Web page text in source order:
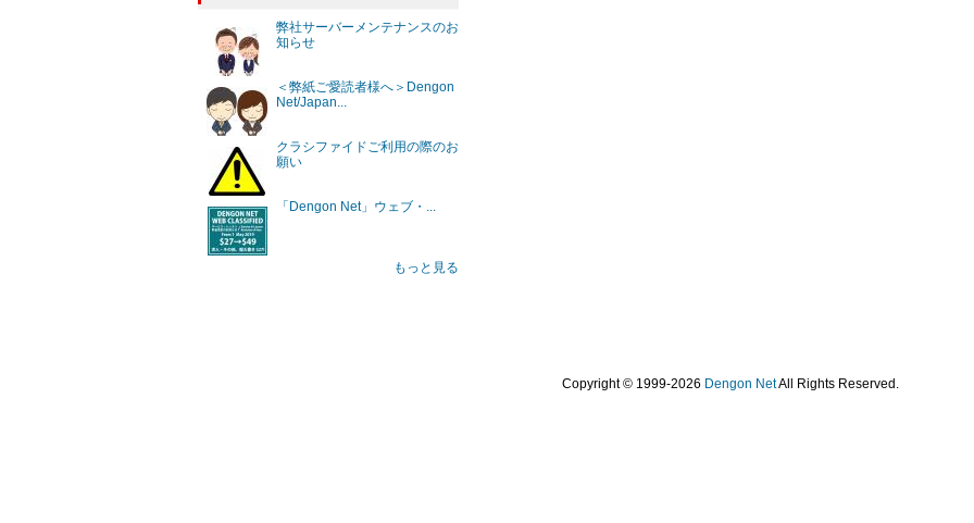
弊社サーバーメンテナンスのお
知らせ
＜弊紙ご愛読者様へ＞Dengon
Net/Japan...
クラシファイドご利用の際のお
願い
「Dengon Net」ウェブ・...
もっと見る
Copyright © 1999-2026 Dengon NetAll Rights Reserved.